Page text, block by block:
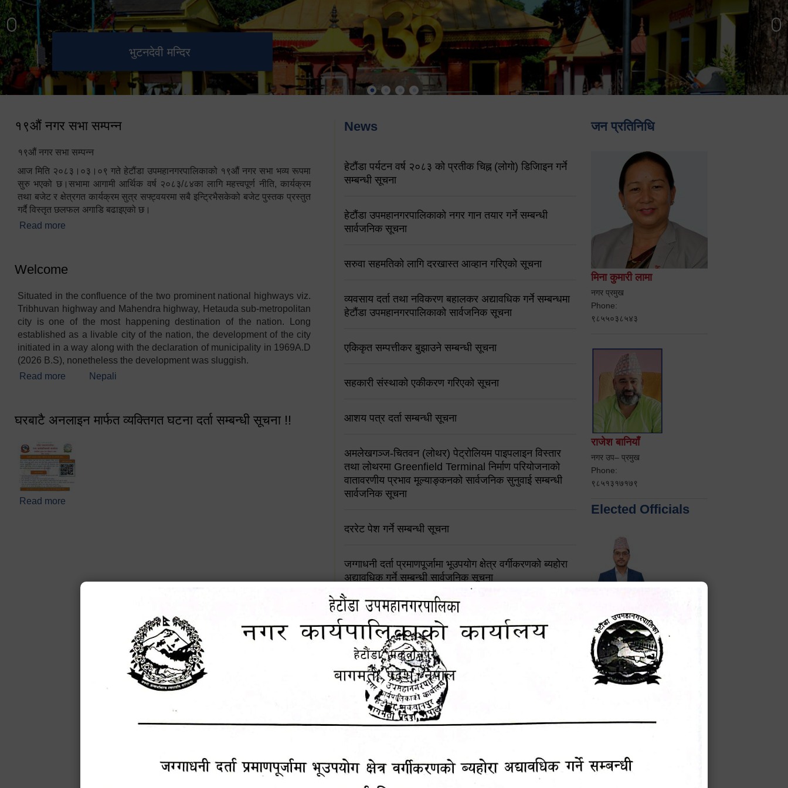
भुटनदेवी मन्दिर
स्मारक
हेटौंडा उपमहानगरपालिका नगर
कार्यपालिकाको कार्यालय
मनकामना डाँडाबाट देखिएको दृश्य
१९औं नगर सभा सम्पन्न
१९औं नगर सभा सम्पन्न
आज मिति २०८३।०३।०९ गते हेटौंडा उपमहानगरपालिकाको १९औं नगर सभा भव्य रूपमा
सुरु भएको छ।सभामा आगामी आर्थिक वर्ष २०८३/८४का लागि महत्त्वपूर्ण नीति, कार्यक्रम
तथा बजेट र क्षेत्रगत कार्यक्रम सुत्र सफ्ट्वयरमा सबै इन्ट्रिभैसकेको बजेट पुस्तक प्रस्तुत
गर्दै विस्तृत छलफल अगाडि बढाइएको छ।
Read more
Welcome
Situated in the confluence of the two prominent national highways viz.
Tribhuvan highway and Mahendra highway, Hetauda sub-metropolitan
city is one of the most happening destination of the nation. Long
established as a livable city of the nation, the development of the city
initiated in a way along with the declaration of municipality in 1969A.D
(2026 B.S), nonetheless the development was sluggish.
Read more about Welcome
Nepali
घरबाटै अनलाइन मार्फत व्यक्तिगत घटना दर्ता सम्बन्धी सूचना !!
Read more
News
हेटौंडा पर्यटन वर्ष २०८३ को प्रतीक चिह्न (लोगो) डिजिाइन गर्ने
सम्बन्धी सूचना
हेटौंडा उपमहानगरपालिकाको नगर गान तयार गर्ने सम्बन्धी
सार्वजनिक सूचना
सरुवा सहमतिको लागि दरखास्त आव्हान गरिएको सूचना
व्यवसाय दर्ता तथा नविकरण बहालकर अद्यावधिक गर्ने सम्बन्धमा
हेटौंडा उपमहानगरपालिकाको सार्वजनिक सूचना
एकिकृत सम्पत्तीकर बुझाउने सम्बन्धी सूचना
सहकारी संस्थाको एकीकरण गरिएको सूचना
आशय पत्र दर्ता सम्बन्धी सूचना
अमलेखगञ्ज-चितवन (लोथर) पेट्रोलियम पाइपलाइन विस्तार
तथा लोथरमा Greenfield Terminal निर्माण परियोजनाको
वातावरणीय प्रभाव मूल्याङ्कनको सार्वजनिक सुनुवाई सम्बन्धी
सार्वजनिक सूचना
दररेट पेश गर्ने सम्बन्धी सूचना
जग्गाधनी दर्ता प्रमाणपूर्जामा भूउपयोग क्षेत्र वर्गीकरणको ब्यहोरा
अद्यावधिक गर्ने सम्बन्धी सार्वजनिक सूचना
आशय पत्र दर्ता सम्बन्धी सूचना
शिक्षक सरुवा सहमतिका लागि दरखास्त आव्हान सम्बन्धी सूचना !
हेटौंडा उपमहानगरपालिकाको सूची दर्ता सम्बन्धी सूचना
चुरियामाई सुरुङको संरक्षण तथा व्यवस्थापनको जिम्मेवारी
पोषाक र परिचयपत्र अनिवार्य लगाउने सम्बन्धमा ।
जन प्रतिनिधि
मिना कुमारी लामा
नगर प्रमुख
Phone:
९८५५०३८५४३
राजेश बानियाँ
नगर उप– प्रमुख
Phone:
९८५१३१७१७९
Elected Officials
प्रमुख प्रशासकीय अधिकृत
Phone: 9855010111
सविन न्यौपाने